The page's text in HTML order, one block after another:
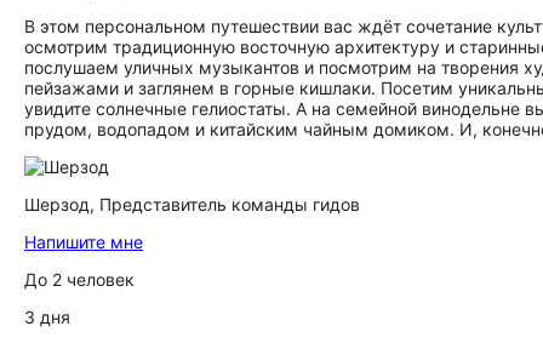
В этом персональном путешествии вас ждёт сочетание
осмотрим традиционную восточную архитектуру и
послушаем уличных музыкантов и посмотрим на творения
пейзажами и заглянем в горные кишлаки. Посетим
увидите солнечные гелиостаты. А на семейной винодельне
прудом, водопадом и китайским чайным домиком. И,
Шерзод, Представитель команды гидов
Напишите мне
До 2 человек
3 дня